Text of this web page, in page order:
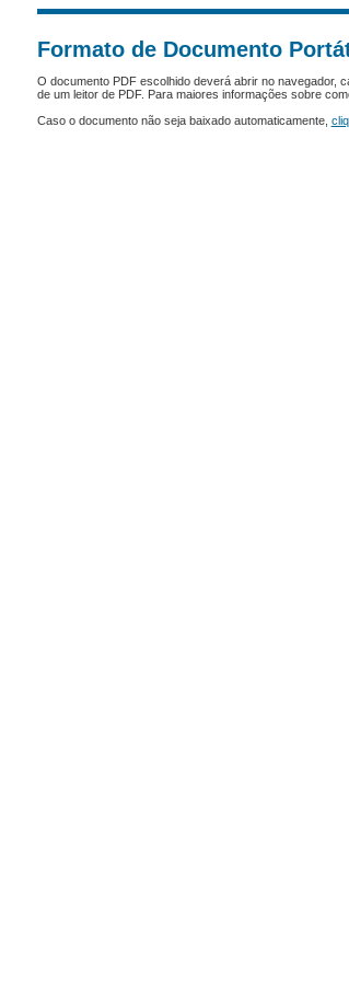
Formato de Documento
O documento PDF escolhido deverá abrir no navegador,
de um leitor de PDF. Para maiores informações sobre
Caso o documento não seja baixado automaticamente,